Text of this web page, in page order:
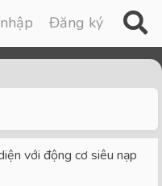
Đăng ký
với động cơ siêu nạp